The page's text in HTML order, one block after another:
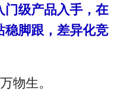
门级产品入手，在
稳脚跟，差异化竞
物生。